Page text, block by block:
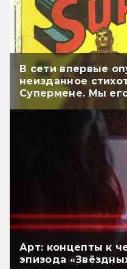
В сети впервые
неизданное
Супермене. Мы
Арт: концепты к
эпизода